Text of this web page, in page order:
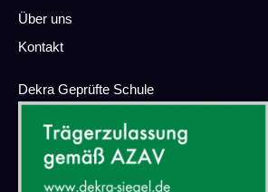
Über uns
Kontakt
Dekra Geprüfte Schule